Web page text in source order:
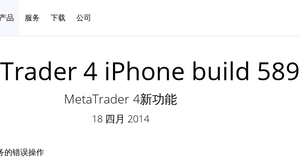
产品 服务 下载 公司
4 iPhone build 589
MetaTrader 4新功能
18 四月 2014
的错误操作